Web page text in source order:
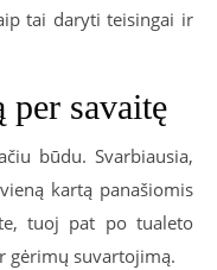
tai daryti teisingai ir
per savaitę
būdu. Svarbiausia,
kartą panašiomis
tuoj pat po tualeto
gėrimų suvartojimą.